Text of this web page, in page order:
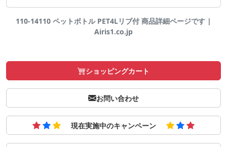
110-14110 ペットボトル PET4Lリブ付 商品詳細ページです |
Airis1.co.jp
ショッピングカート
お問い合わせ
現在実施中のキャンペーン